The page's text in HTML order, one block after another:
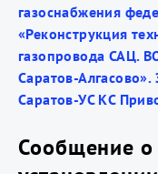
газоснабжения
«Реконструкция
газопровода САЦ.
Саратов-
Саратов-УС КС
Сообщение